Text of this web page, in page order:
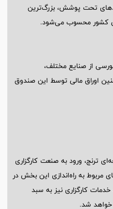
تحت پوشش، بزرگ‌ترین
کشور محسوب می‌شود.
بازارگردانی 24 نماد بورسی از صنایع مختلف،
اوراق مالی توسط این صندوق
ترنج، ورود به صنعت کارگزاری
مربوط به راه‌اندازی این بخش در
کارگزاری نیز به سبد
شد.